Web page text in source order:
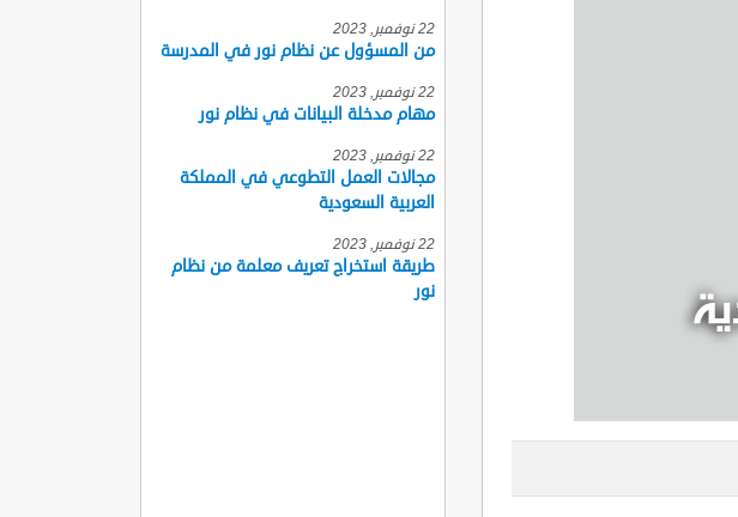
22 نوفمبر, 2023
من المسؤول عن نظام نور في المدرسة
22 نوفمبر, 2023
مهام مدخلة البيانات في نظام نور
22 نوفمبر, 2023
مجالات العمل التطوعي في المملكة
العربية السعودية
22 نوفمبر, 2023
طريقة استخراج تعريف معلمة من نظام
نور